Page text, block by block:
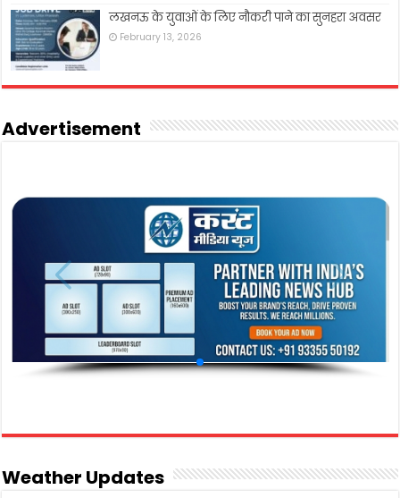
लखनऊ के युवाओं के लिए नौकरी पाने का सुनहरा अवसर
February 13, 2026
Advertisement
Weather Updates